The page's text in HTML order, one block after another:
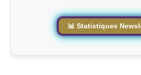
📊 Statistiques